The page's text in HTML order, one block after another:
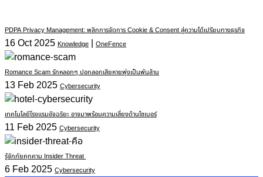
PDPA Privacy Management: พลิกการจัดการ Cookie & Consent สู่ความได้เปรียบทางธุรกิจ
16 Oct 2025 Knowledge | OneFence
Romance Scam รักหลอกๆ ปอกลอกเสียหายพุ่งเป็นพันล้าน
13 Feb 2025 Cybersecurity
เทคโนโลยีโรงแรมอัจฉริยะ อาจมาพร้อมความเสี่ยงด้านไซเบอร์
11 Feb 2025 Cybersecurity
รู้จักภัยคุกคาม Insider Threat
6 Feb 2025 Cybersecurity